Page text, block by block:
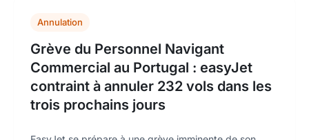
Annulation
Grève du Personnel Navigant
Commercial au Portugal : easyJet
contraint à annuler 232 vols dans les
trois prochains jours